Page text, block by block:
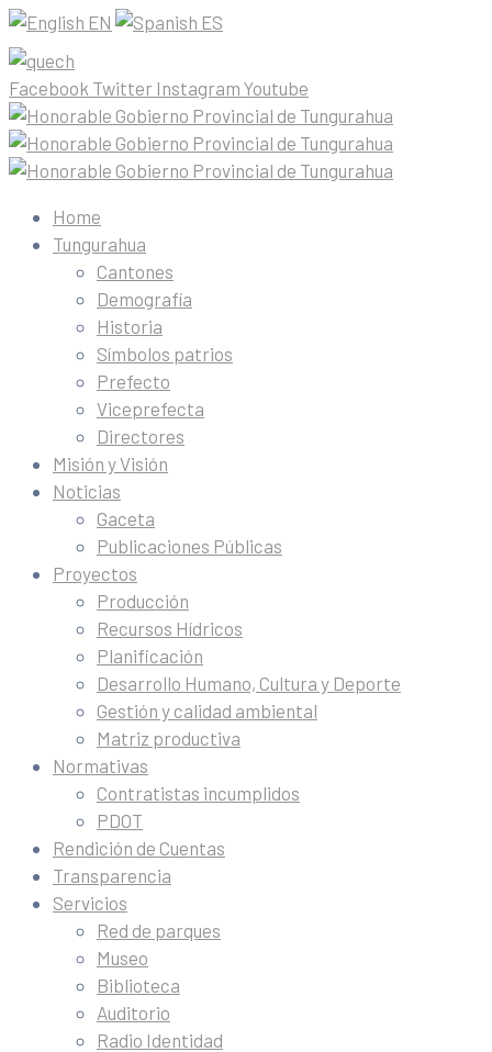
EN ES
Facebook Twitter Instagram Youtube
Home
Tungurahua
Cantones
Demografía
Historia
Símbolos patrios
Prefecto
Viceprefecta
Directores
Misión y Visión
Noticias
Gaceta
Publicaciones Públicas
Proyectos
Producción
Recursos Hídricos
Planificación
Desarrollo Humano, Cultura y Deporte
Gestión y calidad ambiental
Matriz productiva
Normativas
Contratistas incumplidos
PDOT
Rendición de Cuentas
Transparencia
Servicios
Red de parques
Museo
Biblioteca
Auditorio
Radio Identidad